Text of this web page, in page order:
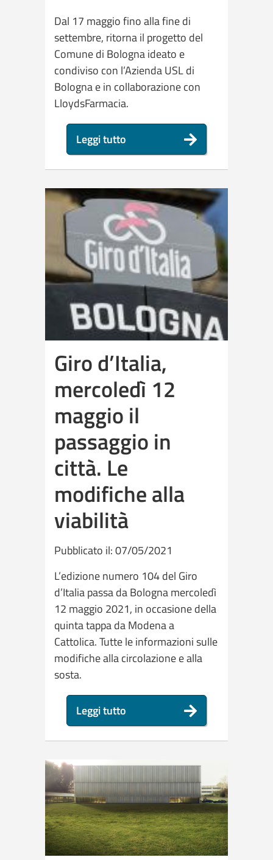
Dal 17 maggio fino alla fine di
settembre, ritorna il progetto del
Comune di Bologna ideato e
condiviso con l’Azienda USL di
Bologna e in collaborazione con
LloydsFarmacia.
Leggi tutto
Giro d’Italia,
mercoledì 12
maggio il
passaggio in
città. Le
modifiche alla
viabilità
Pubblicato il: 07/05/2021
L’edizione numero 104 del Giro
d’Italia passa da Bologna mercoledì
12 maggio 2021, in occasione della
quinta tappa da Modena a
Cattolica. Tutte le informazioni sulle
modifiche alla circolazione e alla
sosta.
Leggi tutto